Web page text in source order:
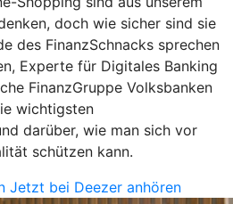
doch wie sicher sind sie
des FinanzSchnacks sprechen
Experte für Digitales Banking
FinanzGruppe Volksbanken
wichtigsten
darüber, wie man sich vor
schützen kann.
Jetzt bei Deezer anhören